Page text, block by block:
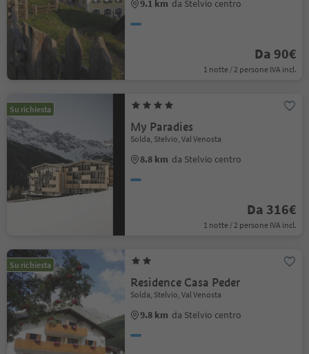
9.1 km da Stelvio centro
Da 90€
1 notte / 2 persone IVA incl.
Su richiesta
My Paradies
Solda, Stelvio, Val Venosta
8.8 km da Stelvio centro
Da 316€
1 notte / 2 persone IVA incl.
Su richiesta
Residence Casa Peder
Solda, Stelvio, Val Venosta
9.8 km da Stelvio centro